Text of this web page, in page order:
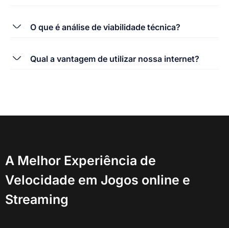
O que é análise de viabilidade técnica?
Qual a vantagem de utilizar nossa internet?
A Melhor Experiência de
Velocidade em Jogos online e
Streaming